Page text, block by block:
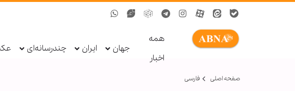
همه
اخبار
جهان ایران چندرسانه‌ای
صفحه اصلی فارسی